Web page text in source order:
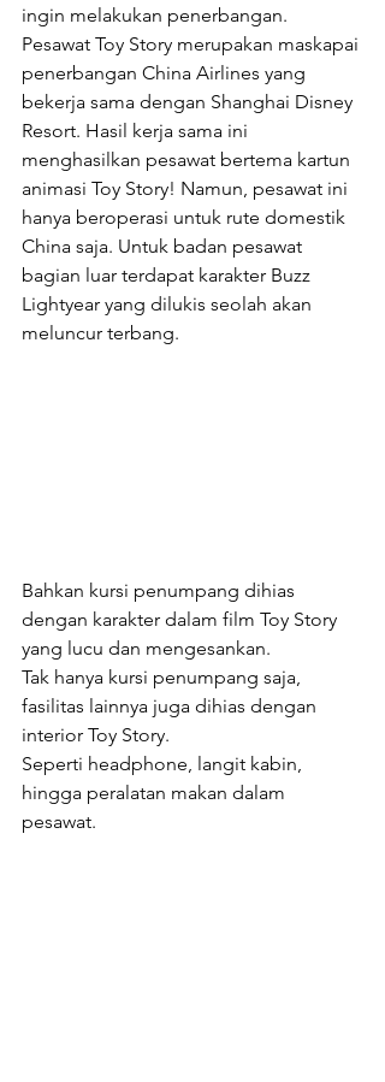
ingin melakukan penerbangan.
Pesawat Toy Story merupakan maskapai
penerbangan China Airlines yang
bekerja sama dengan Shanghai Disney
Resort. Hasil kerja sama ini
menghasilkan pesawat bertema kartun
animasi Toy Story! Namun, pesawat ini
hanya beroperasi untuk rute domestik
China saja. Untuk badan pesawat
bagian luar terdapat karakter Buzz
Lightyear yang dilukis seolah akan
meluncur terbang.
Bahkan kursi penumpang dihias
dengan karakter dalam film Toy Story
yang lucu dan mengesankan.
Tak hanya kursi penumpang saja,
fasilitas lainnya juga dihias dengan
interior Toy Story.
Seperti headphone, langit kabin,
hingga peralatan makan dalam
pesawat.